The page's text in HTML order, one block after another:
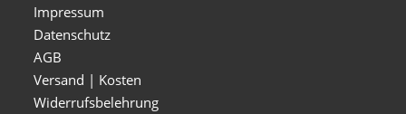
Impressum
Datenschutz
AGB
Versand | Kosten
Widerrufsbelehrung